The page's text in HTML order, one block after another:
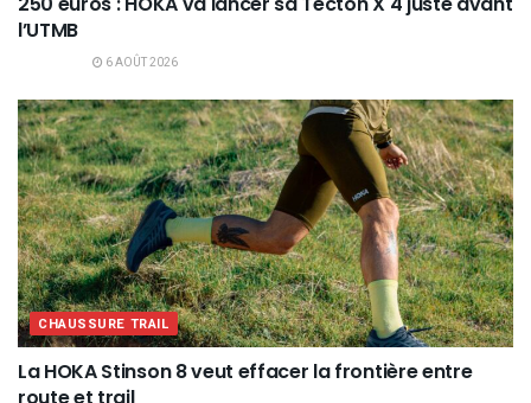
l’UTMB
6 AOÛT 2026
CHAUSSURE TRAIL
La HOKA Stinson 8 veut effacer la frontière entre